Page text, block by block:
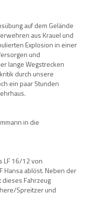
auf dem Gelände
aus Krauel und
Explosion in einer
und
lange Wegstrecken
durch unsere
ein paar Stunden
in die
LF 16/12 von
Hansa ablöst. Neben der
Fahrzeug
Spreitzer und